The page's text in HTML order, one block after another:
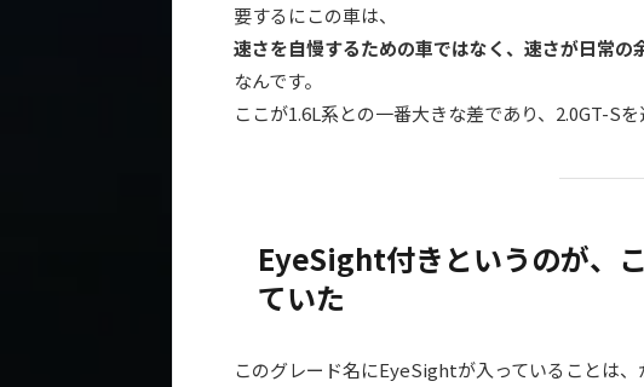
要するにこの車は、
速さを自慢するための車ではなく、速さが日常の
なんです。
ここが1.6L系との一番大きな差であり、2.0GT-Sを
EyeSight付きというのが、
ていた
このグレード名にEyeSightが入っていることは、